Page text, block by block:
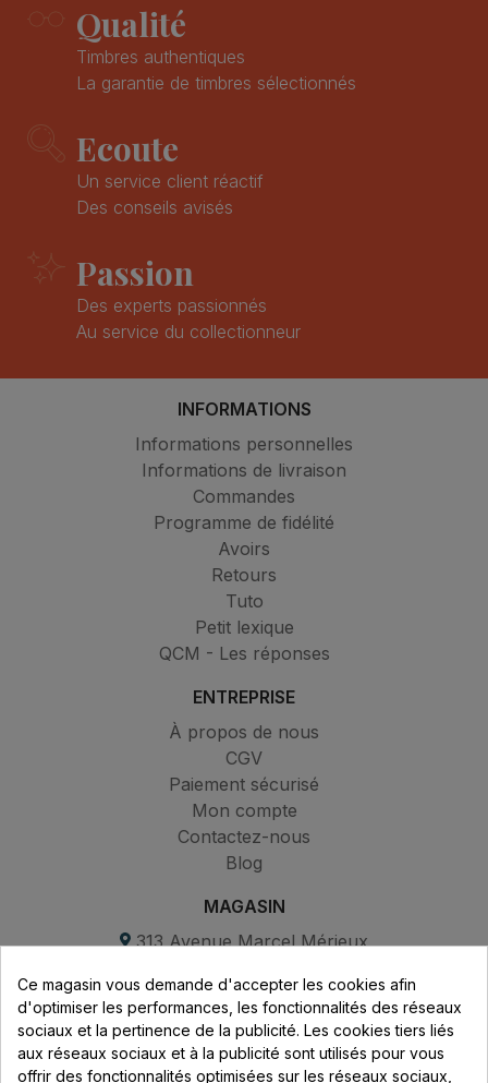
Qualité
Timbres authentiques
La garantie de timbres sélectionnés
Ecoute
Un service client réactif
Des conseils avisés
Passion
Des experts passionnés
Au service du collectionneur
INFORMATIONS
Informations personnelles
Informations de livraison
Commandes
Programme de fidélité
Avoirs
Retours
Tuto
Petit lexique
QCM - Les réponses
ENTREPRISE
À propos de nous
CGV
Paiement sécurisé
Mon compte
Contactez-nous
Blog
MAGASIN
313 Avenue Marcel Mérieux
69530 Brignais
Lundi au vendredi :
Ce magasin vous demande d'accepter les cookies afin
d'optimiser les performances, les fonctionnalités des réseaux
sociaux et la pertinence de la publicité. Les cookies tiers liés
aux réseaux sociaux et à la publicité sont utilisés pour vous
offrir des fonctionnalités optimisées sur les réseaux sociaux,